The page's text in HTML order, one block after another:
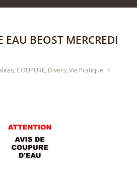
EAU BEOST MERCREDI
, COUPURE, Divers, Vie Pratique /